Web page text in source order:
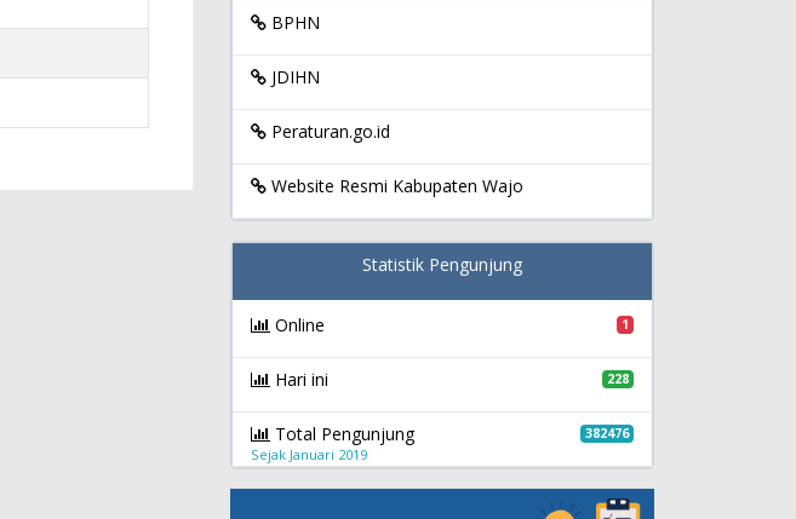
BPHN
JDIHN
Peraturan.go.id
Website Resmi Kabupaten Wajo
Statistik Pengunjung
Online 1
Hari ini 228
Total Pengunjung 382476
Sejak Januari 2019